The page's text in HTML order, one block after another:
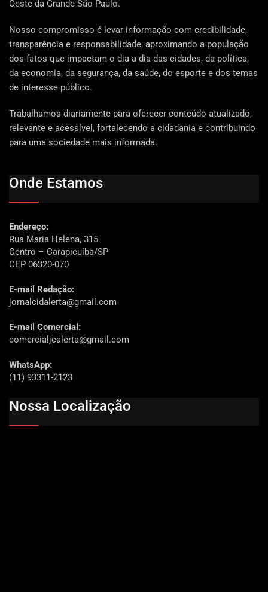
Oeste da Grande São Paulo.
Nosso compromisso é levar informação com credibilidade,
transparência e responsabilidade, aproximando a população
dos fatos que impactam o dia a dia das cidades, da política,
da economia, da segurança, da saúde, do esporte e dos temas
de interesse público.
Trabalhamos diariamente para oferecer conteúdo atualizado,
relevante e acessível, fortalecendo a cidadania e contribuindo
para uma sociedade mais informada.
Onde Estamos
Endereço:
Rua Maria Helena, 315
Centro – Carapicuíba/SP
CEP 06320-070
E-mail Redação:
jornalcidalerta@gmail.com
E-mail Comercial:
comercialjcalerta@gmail.com
WhatsApp:
(11) 93311-2123
Nossa Localização